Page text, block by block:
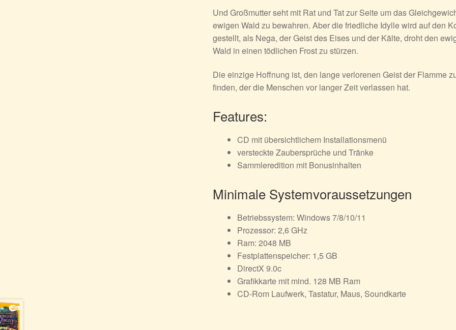
Und Großmutter seht mit Rat und Tat zur Seite um das
ewigen Wald zu bewahren. Aber die friedliche Idylle wird auf den
gestellt, als Nega, der Geist des Eises und der Kälte, droht den
Wald in einen tödlichen Frost zu stürzen.
Die einzige Hoffnung ist, den lange verlorenen Geist der Flamme
finden, der die Menschen vor langer Zeit verlassen hat.
Features:
CD mit übersichtlichem Installationsmenü
versteckte Zaubersprüche und Tränke
Sammleredition mit Bonusinhalten
Minimale Systemvoraussetzungen
Betriebssystem: Windows 7/8/10/11
Prozessor: 2,6 GHz
Ram: 2048 MB
Festplattenspeicher: 1,5 GB
DirectX 9.0c
Grafikkarte mit mind. 128 MB Ram
CD-Rom Laufwerk, Tastatur, Maus, Soundkarte